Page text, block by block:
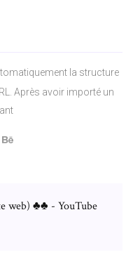
la structure
Après avoir importé un
web) ♣♣ - YouTube